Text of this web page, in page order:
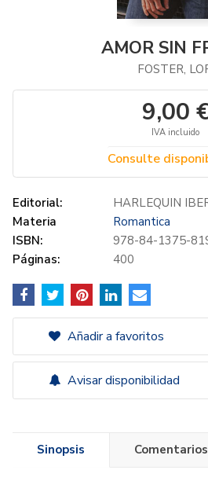
AMOR SIN
FOSTER,
9,00
IVA incluido
Consulte
Editorial:
HARLEQUIN
Materia
Romantica
ISBN:
978-84-1375-
Páginas:
400
Añadir a favoritos
Avisar disponibilidad
Sinopsis Comentarios